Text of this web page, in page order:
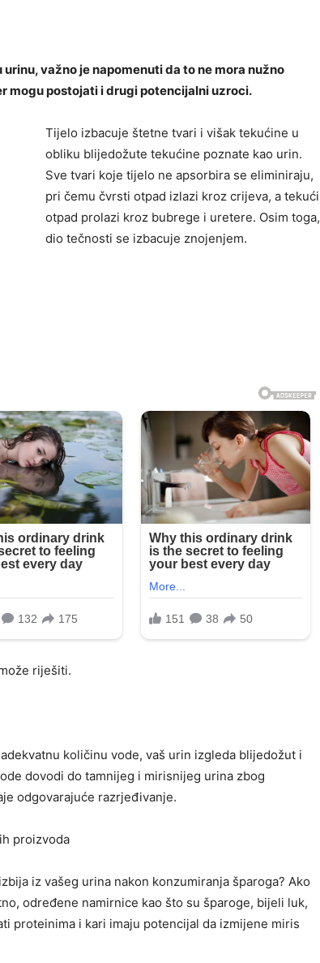
važno je napomenuti da to ne mora nužno
mogu postojati i drugi potencijalni uzroci.
Tijelo izbacuje štetne tvari i višak tekućine u
obliku blijedožute tekućine poznate kao urin.
Sve tvari koje tijelo ne apsorbira se eliminiraju,
pri čemu čvrsti otpad izlazi kroz crijeva, a tekući
otpad prolazi kroz bubrege i uretere. Osim toga,
dio tečnosti se izbacuje znojenjem.
riješiti.
količinu vode, vaš urin izgleda blijedožut i
dovodi do tamnijeg i mirisnijeg urina zbog
odgovarajuće razrjeđivanje.
proizvoda
iz vašeg urina nakon konzumiranja šparoga? Ako
određene namirnice kao što su šparoge, bijeli luk,
proteinima i kari imaju potencijal da izmijene miris